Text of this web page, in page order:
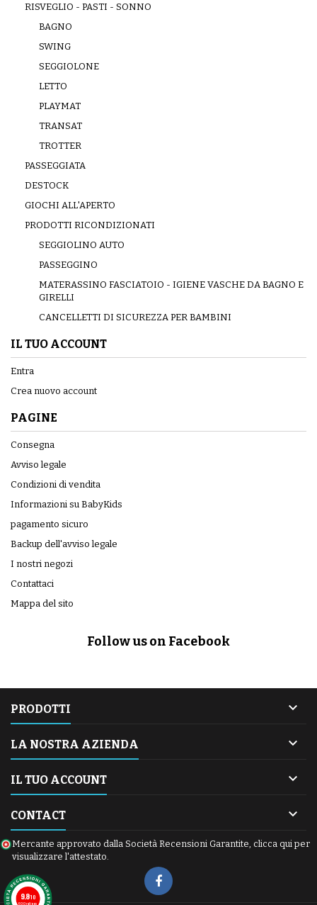
RISVEGLIO - PASTI - SONNO
BAGNO
SWING
SEGGIOLONE
LETTO
PLAYMAT
TRANSAT
TROTTER
PASSEGGIATA
DESTOCK
GIOCHI ALL'APERTO
PRODOTTI RICONDIZIONATI
SEGGIOLINO AUTO
PASSEGGINO
MATERASSINO FASCIATOIO - IGIENE VASCHE DA BAGNO E
GIRELLI
CANCELLETTI DI SICUREZZA PER BAMBINI
IL TUO ACCOUNT
Entra
Crea nuovo account
PAGINE
Consegna
Avviso legale
Condizioni di vendita
Informazioni su BabyKids
pagamento sicuro
Backup dell'avviso legale
I nostri negozi
Contattaci
Mappa del sito
Follow us on Facebook
PRODOTTI 
LA NOSTRA AZIENDA 
IL TUO ACCOUNT 
CONTACT 
Mercante approvato dalla Società Recensioni Garantite, clicca qui per
visualizzare l'attestato
9.8/10
600 ratings